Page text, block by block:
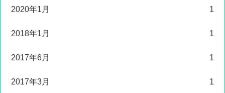
2020年1月 1
2018年1月 1
2017年6月 1
2017年3月 1